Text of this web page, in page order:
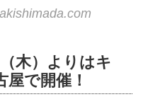
木）よりはキ
で開催！